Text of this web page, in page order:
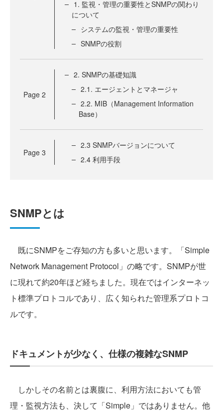
1. 監視・管理の重要性とSNMPの関わり
について
システムの監視・管理の重要性
SNMPの役割
Page 2
2. SNMPの基礎知識
2.1. エージェントとマネージャ
2.2. MIB（Management Information
Base）
Page 3
2.3 SNMPバージョンについて
2.4 利用手段
SNMPとは
既にSNMPをご存知の方も多いと思います。「Simple
Network Management Protocol」の略です。SNMPが世
に現れて約20年ほど経ちました。現在ではインターネッ
ト標準プロトコルであり、広く知られた管理系プロトコ
ルです。
ドキュメントが少なく、仕様の複雑なSNMP
しかしその名前とは裏腹に、利用方法においても管
理・監視方法も、決して「Simple」ではありません。他